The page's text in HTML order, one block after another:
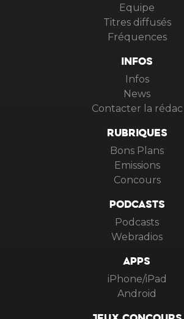
Equipe
Titres diffusés
Fréquences
INFOS
Infos
News
Contacter la rédac
RUBRIQUES
Bons Plans
Emissions
Concours
PODCASTS
Podcasts
Webradios
APPS
iPhone/iPad
Android